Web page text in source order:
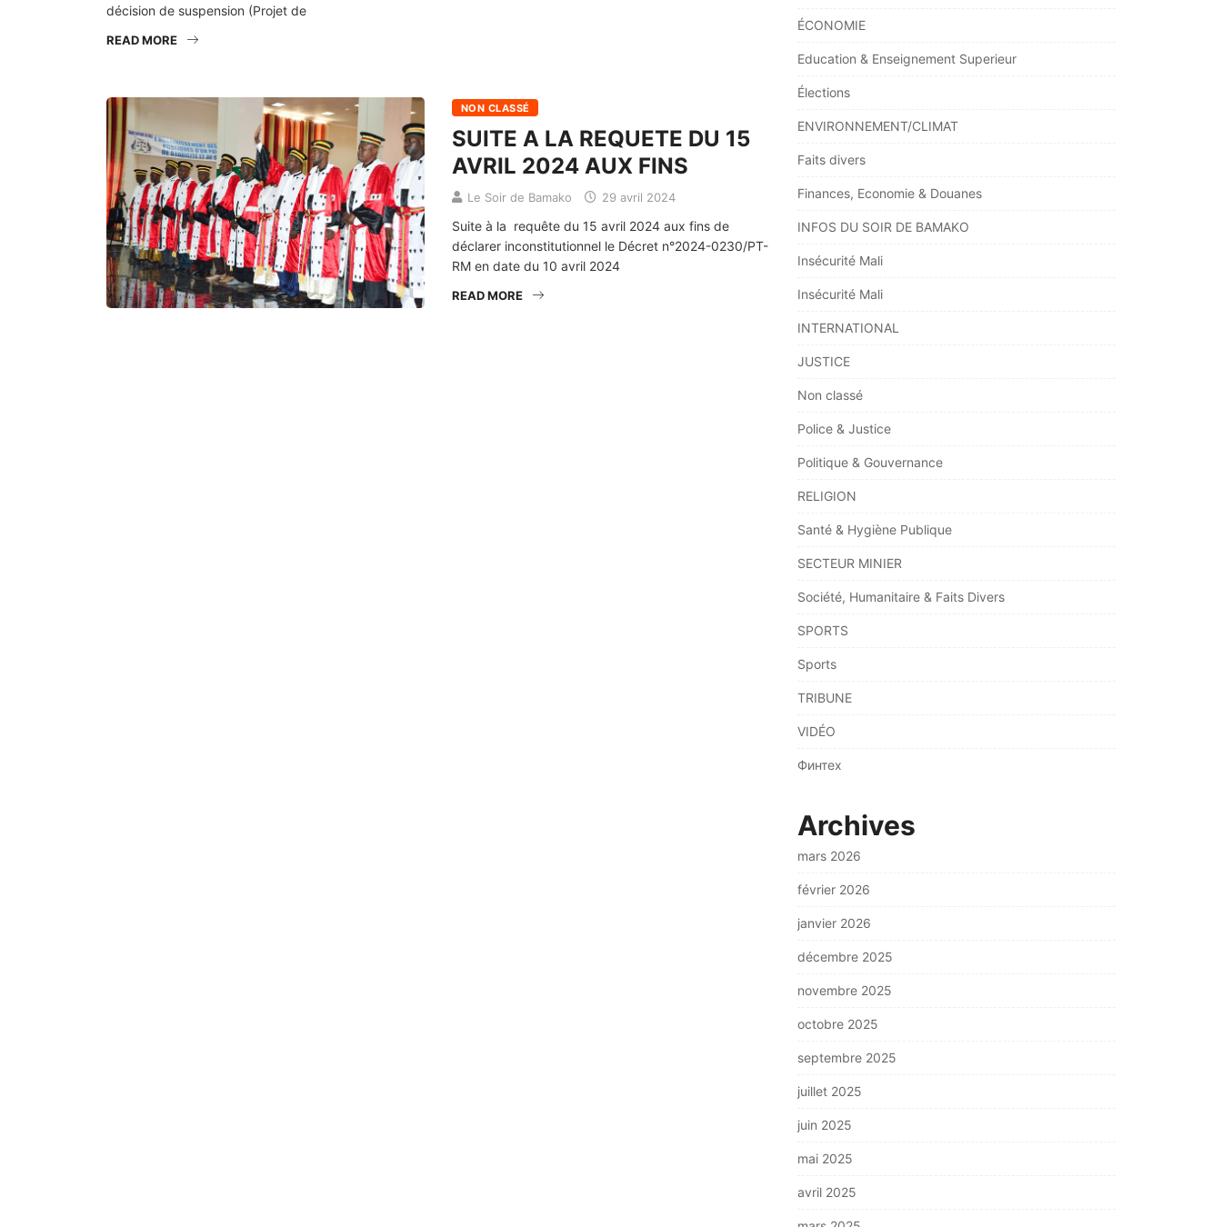
décision de suspension (Projet de
READ MORE
NON CLASSÉ
SUITE A LA REQUETE DU 15
AVRIL 2024 AUX FINS
Le Soir de Bamako 29 avril 2024
Suite à la requête du 15 avril 2024 aux fins de
déclarer inconstitutionnel le Décret n°2024-0230/PT-
RM en date du 10 avril 2024
READ MORE
ÉCONOMIE
Education & Enseignement Superieur
Élections
ENVIRONNEMENT/CLIMAT
Faits divers
Finances, Economie & Douanes
INFOS DU SOIR DE BAMAKO
Insécurité Mali
Insécurité Mali
INTERNATIONAL
JUSTICE
Non classé
Police & Justice
Politique & Gouvernance
RELIGION
Santé & Hygiène Publique
SECTEUR MINIER
Société, Humanitaire & Faits Divers
SPORTS
Sports
TRIBUNE
VIDÉO
Финтех
Archives
mars 2026
février 2026
janvier 2026
décembre 2025
novembre 2025
octobre 2025
septembre 2025
juillet 2025
juin 2025
mai 2025
avril 2025